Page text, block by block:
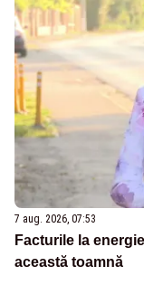
7 aug. 2026, 07:53
Facturile la
această toamnă